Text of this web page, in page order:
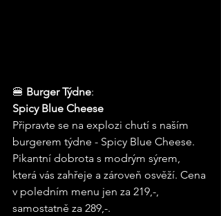
🍔 Burger Týdne:
Spicy Blue Cheese
Připravte se na explozi chutí s naším
burgerem týdne - Spicy Blue Cheese.
Pikantní dobrota s modrým sýrem,
která vás zahřeje a zároveň osvěží. Cena
v poledním menu jen za 219,-,
samostatně za 289,-.